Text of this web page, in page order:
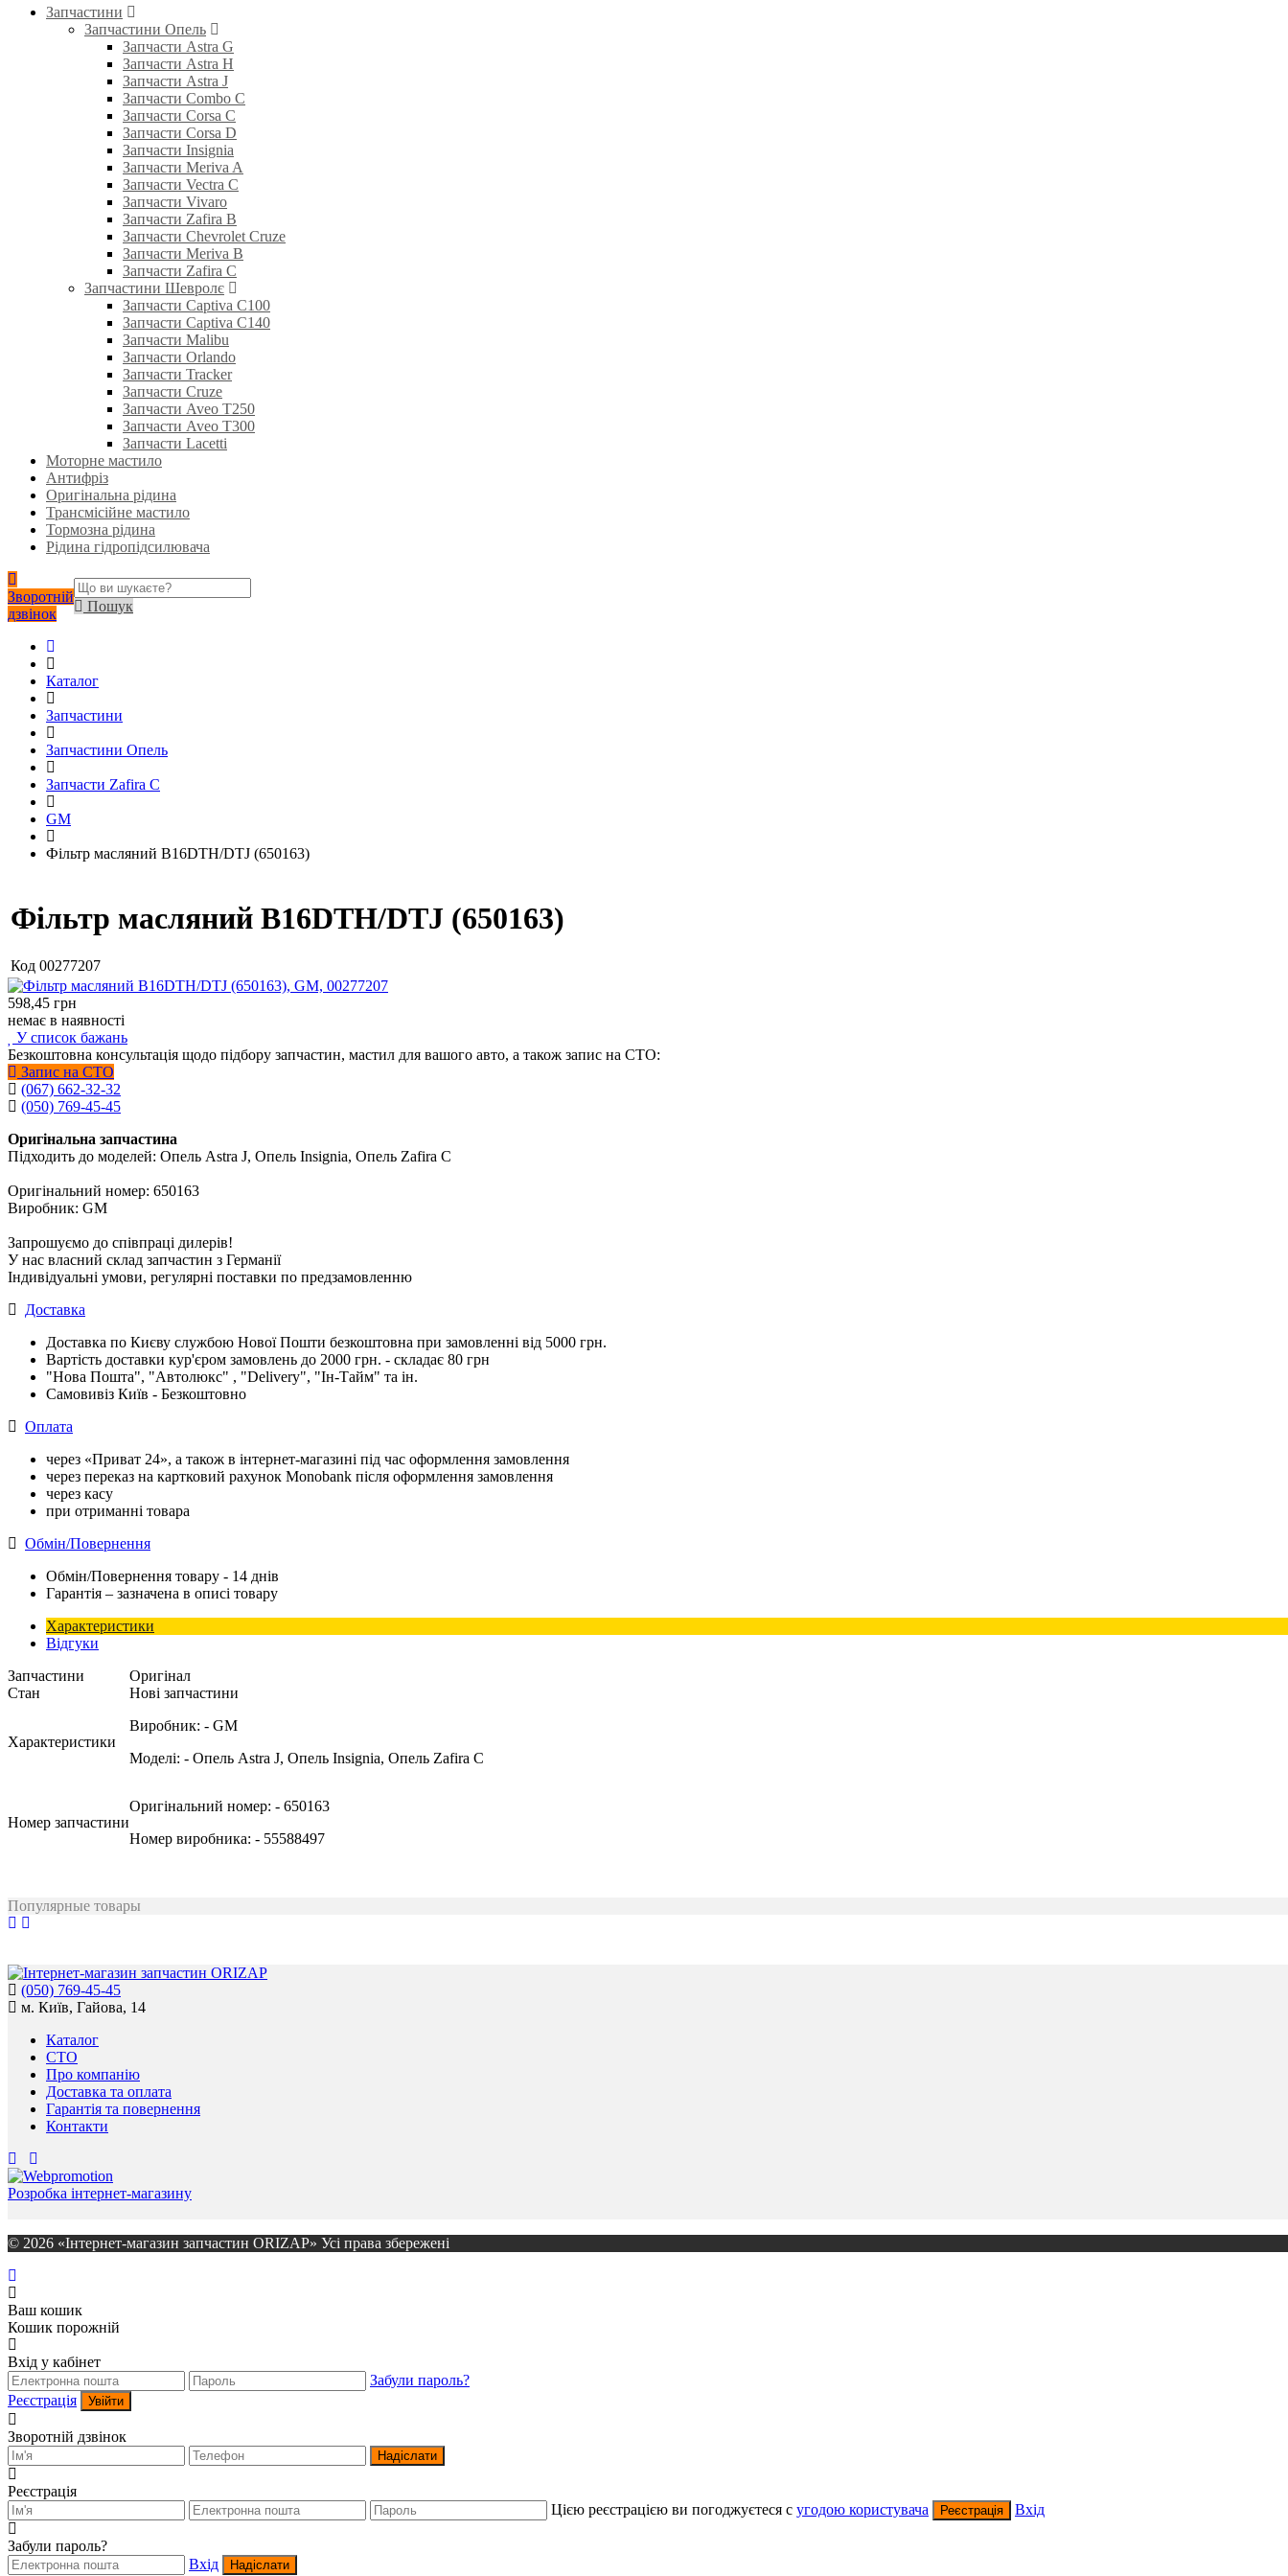
Запчастини
Запчастини Опель
Запчасти Astra G
Запчасти Astra H
Запчасти Astra J
Запчасти Combo C
Запчасти Corsa C
Запчасти Corsa D
Запчасти Insignia
Запчасти Meriva A
Запчасти Vectra C
Запчасти Vivaro
Запчасти Zafira B
Запчасти Chevrolet Cruze
Запчасти Meriva B
Запчасти Zafira C
Запчастини Шевролє
Запчасти Captiva C100
Запчасти Captiva C140
Запчасти Malibu
Запчасти Orlando
Запчасти Tracker
Запчасти Cruze
Запчасти Aveo T250
Запчасти Aveo T300
Запчасти Lacetti
Моторне мастило
Антифріз
Оригінальна рідина
Трансмісійне мастило
Тормозна рідина
Рідина гідропідсилювача
Зворотній
дзвінок
Пошук
Каталог
Запчастини
Запчастини Опель
Запчасти Zafira C
GM
Фільтр масляний B16DTH/DTJ (650163)
Фільтр масляний B16DTH/DTJ (650163)
Код 00277207
598,45 грн
немає в наявності
У список бажань
Безкоштовна консультація щодо підбору запчастин, мастил для вашого авто, а також запис на СТО:
Запис на СТО
(067) 662-32-32
(050) 769-45-45
Оригінальна запчастина
Підходить до моделей: Опель Astra J, Опель Insignia, Опель Zafira C
Оригінальний номер: 650163
Виробник: GM
Запрошуємо до співпраці дилерів!
У нас власний склад запчастин з Германії
Індивідуальні умови, регулярні поставки по предзамовленню
Доставка
Доставка по Києву службою Нової Пошти безкоштовна при замовленні від 5000 грн.
Вартість доставки кур'єром замовлень до 2000 грн. - складає 80 грн
"Нова Пошта", "Автолюкс" , "Delivery", "Iн-Тайм" та ін.
Самовивіз Київ - Безкоштовно
Оплата
через «Приват 24», а також в інтернет-магазині під час оформлення замовлення
через переказ на картковий рахунок Monobank після оформлення замовлення
через касу
при отриманні товара
Обмін/Повернення
Обмін/Повернення товару - 14 днів
Гарантія – зазначена в описі товару
Характеристики
Відгуки
Запчастини
Оригінал
Стан
Нові запчастини
Характеристики
Виробник: - GM
Моделі: - Опель Astra J, Опель Insignia, Опель Zafira C
Номер запчастини
Оригінальний номер: - 650163
Номер виробника: - 55588497
Популярные товары
(050) 769-45-45
м. Київ, Гайова, 14
Каталог
СТО
Про компанію
Доставка та оплата
Гарантія та повернення
Контакти
Розробка інтернет-магазину
© 2026 «Інтернет-магазин запчастин ORIZAP» Усі права збережені
Ваш кошик
Кошик порожній
Вхід у кабінет
Забули пароль?
Реєстрація
Увійти
Зворотній дзвінок
Надіслати
Реєстрація
Цією реєстрацією ви погоджуєтеся c угодою користувача Реєстрація Вхід
Забули пароль?
Вхід
Надіслати